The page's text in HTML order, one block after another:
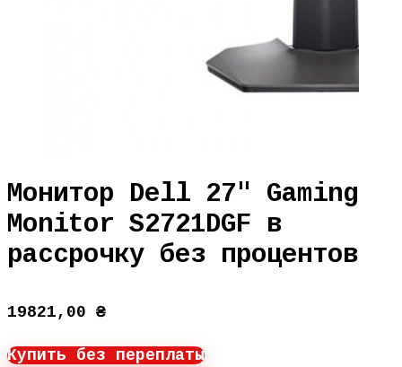
Монитор Dell 27″ Gaming
Monitor S2721DGF в
рассрочку без процентов
19821,00 ₴
Купить без переплаты